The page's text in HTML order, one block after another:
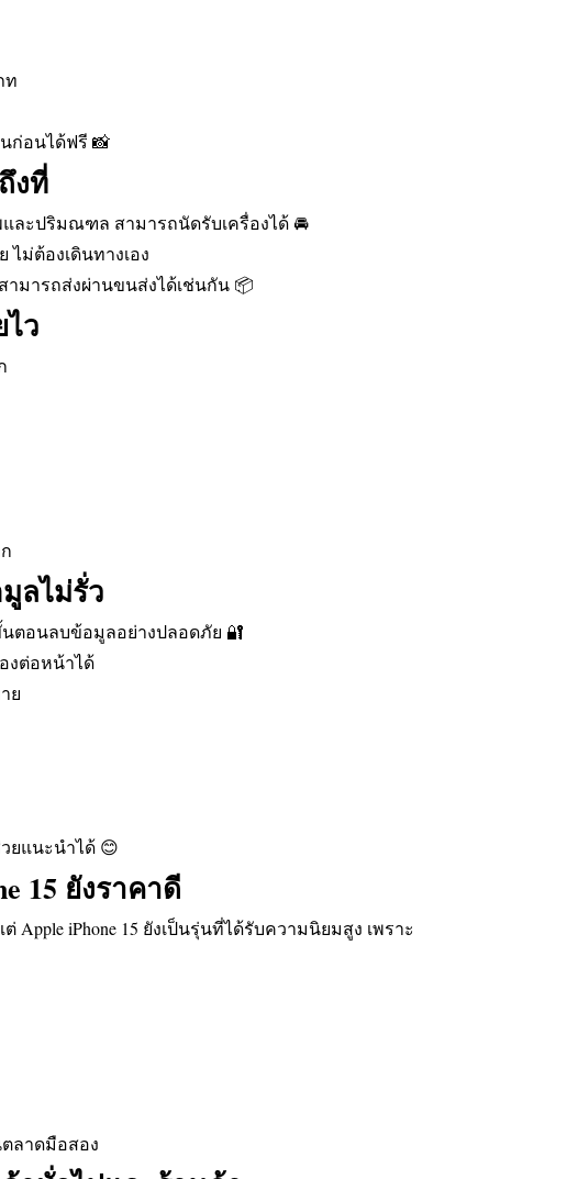
ท
ก่อนได้ฟรี 📸
งที่
ละปริมณฑล สามารถนัดรับเครื่องได้ 🚘
ไม่ต้องเดินทางเอง
ามารถส่งผ่านขนส่งได้เช่นกัน 📦
ว
ลไม่รั่ว
นตอนลบข้อมูลอย่างปลอดภัย 🔐
งต่อหน้าได้
ย
ยแนะนำได้ 😊
15 ยังราคาดี
iPhone 15 ยังเป็นรุ่นที่ได้รับความนิยมสูง เพราะ
ลาดมือสอง